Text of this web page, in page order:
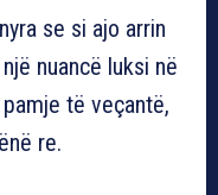
se si ajo arrin
nuancë luksi në
të veçantë,
re.